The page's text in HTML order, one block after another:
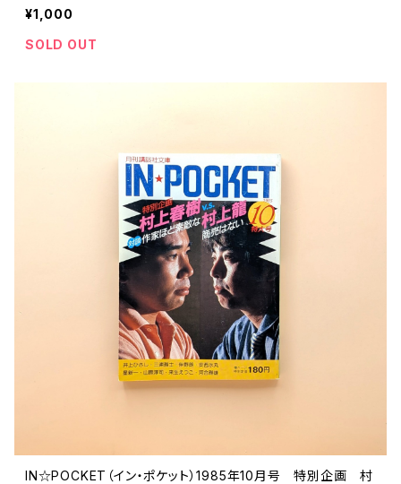
¥1,000
SOLD OUT
IN☆POCKET（イン・ポケット）1985年10月号 特別企画 村